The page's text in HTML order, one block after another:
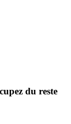
du reste